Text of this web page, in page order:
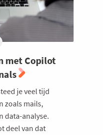
met Copilot
je veel tijd
zoals mails,
data-analyse.
deel van dat